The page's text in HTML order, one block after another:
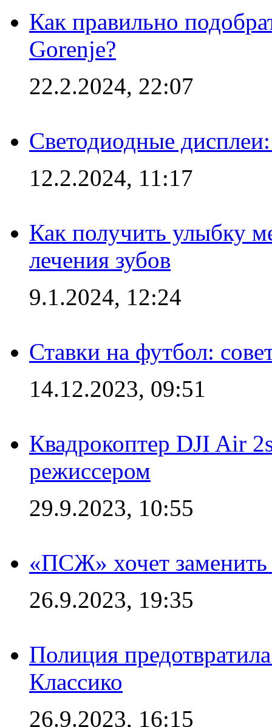
Как правильно
Gorenje?
22.2.2024, 22:07
Светодиодные
12.2.2024, 11:17
Как получить улыбку
лечения зубов
9.1.2024, 12:24
Ставки на футбол:
14.12.2023, 09:51
Квадрокоптер DJI Air
режиссером
29.9.2023, 10:55
«ПСЖ» хочет
26.9.2023, 19:35
Полиция
Классико
26.9.2023, 16:15